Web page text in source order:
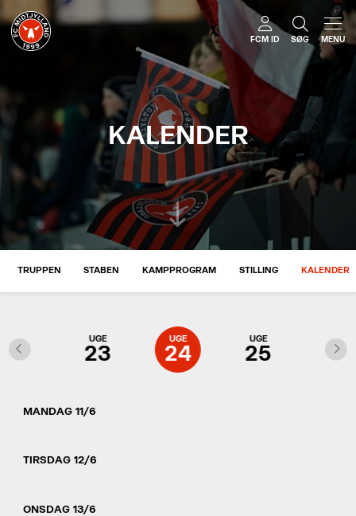
FCM ID SØG MENU
KALENDER
TRUPPEN STABEN KAMPPROGRAM STILLING KALENDER
UGE
22
UGE
23
UGE
24
UGE
25
UGE
26
MANDAG 11/6
TIRSDAG 12/6
ONSDAG 13/6